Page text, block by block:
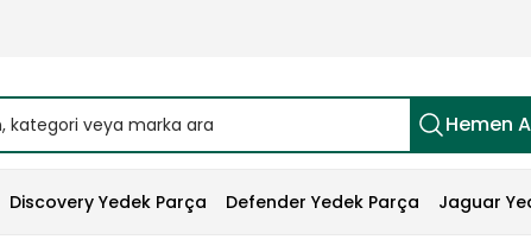
Hemen
Discovery Yedek Parça Defender Yedek Parça Jaguar